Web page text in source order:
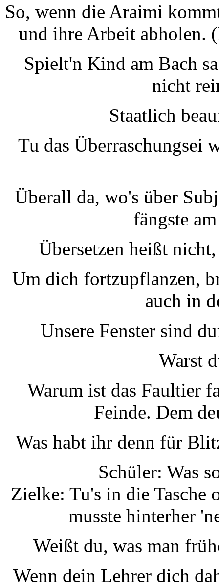
So, wenn die Araimi
und ihre Arbeit abholen.
Spielt'n Kind am Bach
nicht
Staatlich
Tu das Überraschungsei
Überall da, wo's über
fängste
Übersetzen heißt
Um dich fortzupflanzen,
auch in
Unsere Fenster sind
Warst
Warum ist das Faultier
Feinde. Dem
Was habt ihr denn für
Schüler: Was
Zielke: Tu's in die Tasche
musste hinterher
Weißt du, was man
Wenn dein Lehrer dich